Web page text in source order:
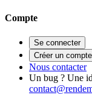
Compte
Se connecter
Créer un compte
Nous contacter
Un bug ? Une